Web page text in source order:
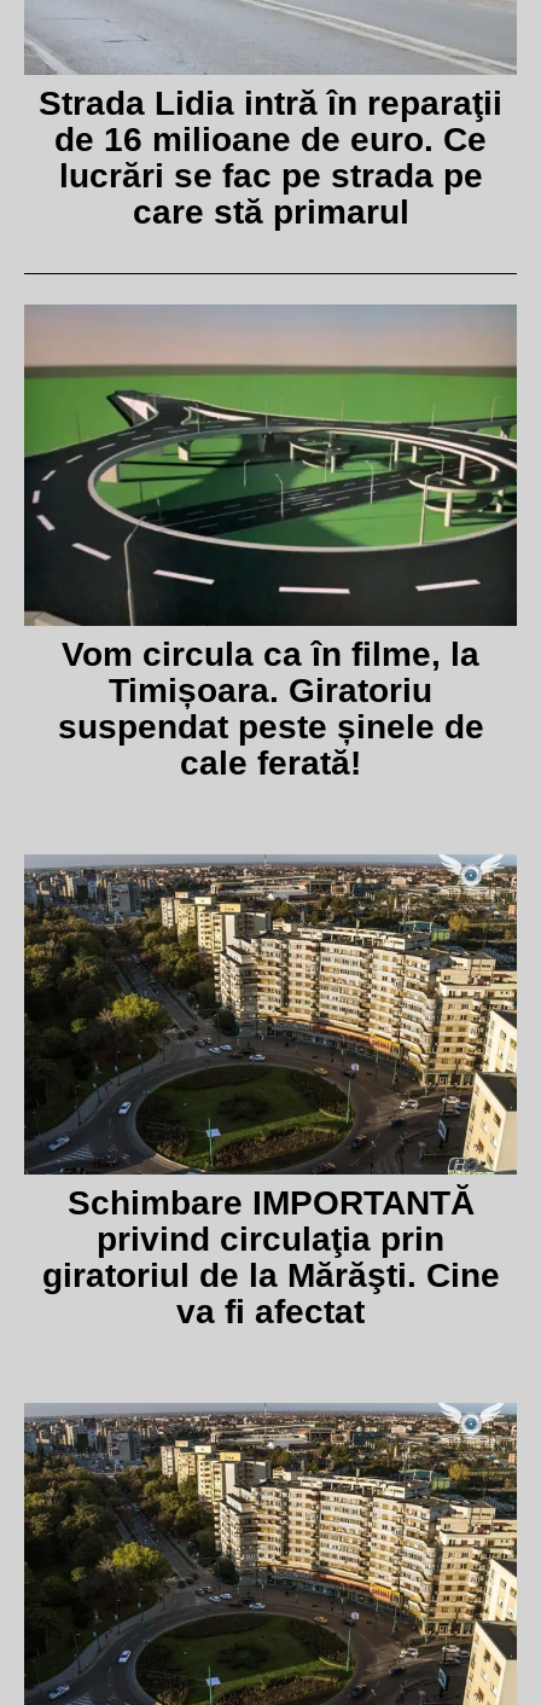
Strada Lidia intră în reparaţii
de 16 milioane de euro. Ce
lucrări se fac pe strada pe
care stă primarul
Vom circula ca în filme, la
Timișoara. Giratoriu
suspendat peste șinele de
cale ferată!
Schimbare IMPORTANTĂ
privind circulaţia prin
giratoriul de la Mărăşti. Cine
va fi afectat